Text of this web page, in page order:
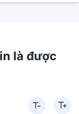
là được